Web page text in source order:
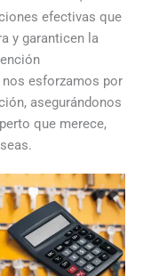
efectivas que
y garanticen la
esforzamos por
asegurándonos
que merece,